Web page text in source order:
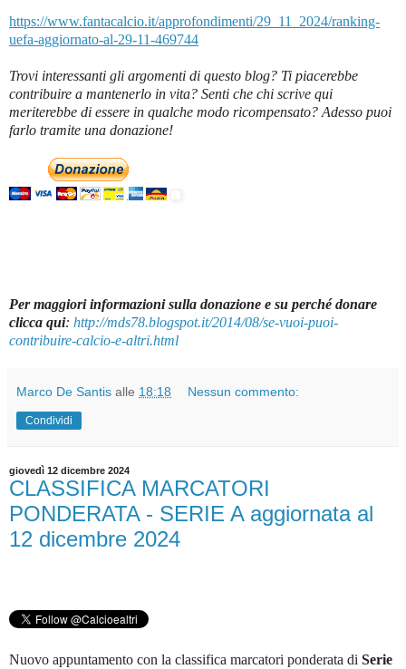
https://www.fantacalcio.it/approfondimenti/29_11_2024/ranking-
uefa-aggiornato-al-29-11-469744
Trovi interessanti gli argomenti di questo blog? Ti piacerebbe
contribuire a mantenerlo in vita? Senti che chi scrive qui
meriterebbe di essere in qualche modo ricompensato? Adesso puoi
farlo tramite una donazione!
Per maggiori informazioni sulla donazione e su perché donare
clicca qui: http://mds78.blogspot.it/2014/08/se-vuoi-puoi-
contribuire-calcio-e-altri.html
Marco De Santis alle 18:18 Nessun commento:
Condividi
giovedì 12 dicembre 2024
CLASSIFICA MARCATORI
PONDERATA - SERIE A aggiornata al
12 dicembre 2024
Nuovo appuntamento con la classifica marcatori ponderata di Serie